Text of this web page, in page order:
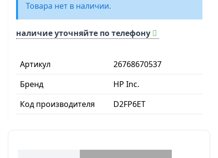
Артикул
26768670537
Бренд
HP Inc.
Код производителя
D2FP6ET
Товара нет в наличии.
наличие уточняйте по телефону